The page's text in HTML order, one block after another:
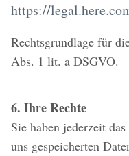
https://
Rechtsgrundlage für
Abs. 1 lit. a DSGVO.
6. Ihre Rechte
Sie haben jederzeit
uns gespeicherten